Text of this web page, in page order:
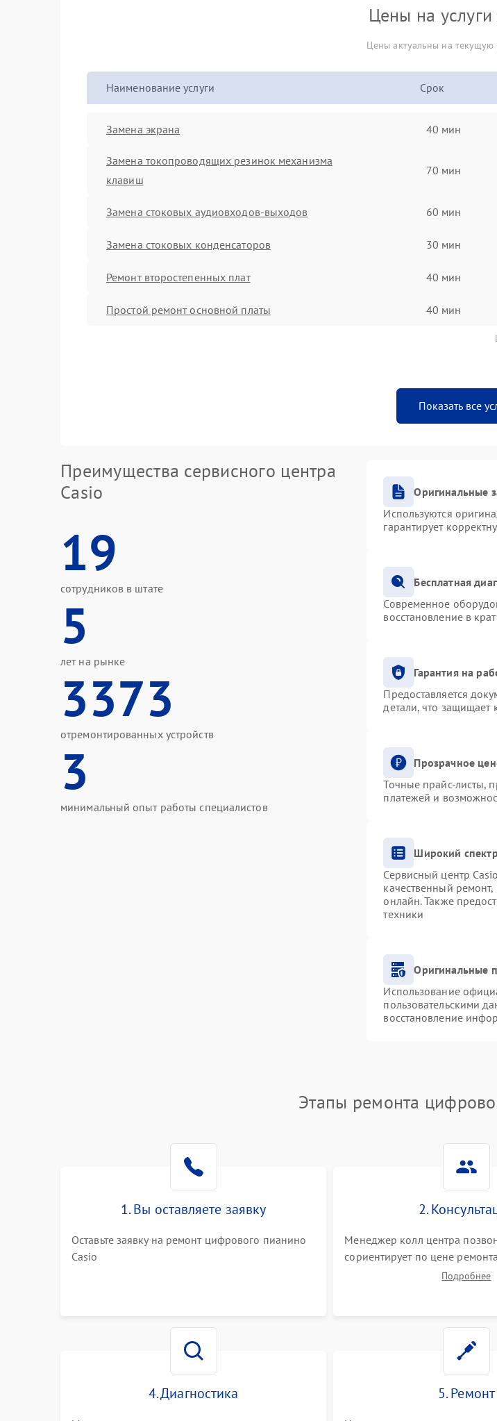
Цены на
Цены актуальны на текущую
Наименование услуги Срок
Замена экрана 40 мин
Замена токопроводящих резинок механизма
клавиш
70 мин
Замена стоковых аудиовходов-выходов 60 мин
Замена стоковых конденсаторов 30 мин
Ремонт второстепенных плат 40 мин
Простой ремонт основной платы 40 мин
Показать все
Преимущества сервисного центра
Casio
19
сотрудников в штате
5
лет на рынке
3373
отремонтированных устройств
3
минимальный опыт работы специалистов
Оригинальные
Используются
гарантирует
Бесплатная
Современное
восстановление в
Гарантия на
Предоставляется
детали, что защищает
Прозрачное
Точные прайс-листы,
платежей и
Широкий
Сервисный центр
качественный
онлайн. Также
техники
Оригинальные
Использование
пользовательскими
восстановление
Этапы ремонта
1. Вы оставляете заявку
Оставьте заявку на ремонт цифрового пианино
Casio
2.
Менеджер колл центра
сориентирует по цене
цифрового пианино а также
Подробнее
4. Диагностика 5. Ремонт